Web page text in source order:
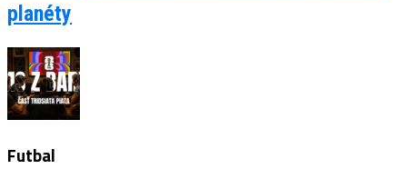
planéty
Futbal